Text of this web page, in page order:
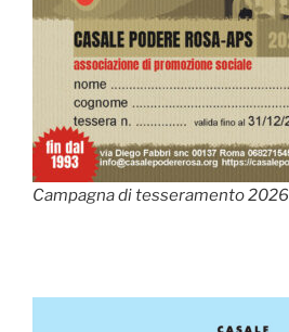
Campagna di tesseramento 2026